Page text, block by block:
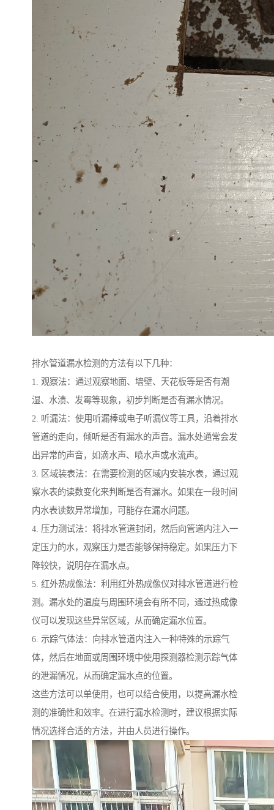
排水管道漏水检测的方法有以下几种：
1. 观察法：通过观察地面、墙壁、天花板等是否有潮
湿、水渍、发霉等现象，初步判断是否有漏水情况。
2. 听漏法：使用听漏棒或电子听漏仪等工具，沿着排水
管道的走向，倾听是否有漏水的声音。漏水处通常会发
出异常的声音，如滴水声、喷水声或水流声。
3. 区域装表法：在需要检测的区域内安装水表，通过观
察水表的读数变化来判断是否有漏水。如果在一段时间
内水表读数异常增加，可能存在漏水问题。
4. 压力测试法：将排水管道封闭，然后向管道内注入一
定压力的水，观察压力是否能够保持稳定。如果压力下
降较快，说明存在漏水点。
5. 红外热成像法：利用红外热成像仪对排水管道进行检
测。漏水处的温度与周围环境会有所不同，通过热成像
仪可以发现这些异常区域，从而确定漏水位置。
6. 示踪气体法：向排水管道内注入一种特殊的示踪气
体，然后在地面或周围环境中使用探测器检测示踪气体
的泄漏情况，从而确定漏水点的位置。
这些方法可以单使用，也可以结合使用，以提高漏水检
测的准确性和效率。在进行漏水检测时，建议根据实际
情况选择合适的方法，并由人员进行操作。